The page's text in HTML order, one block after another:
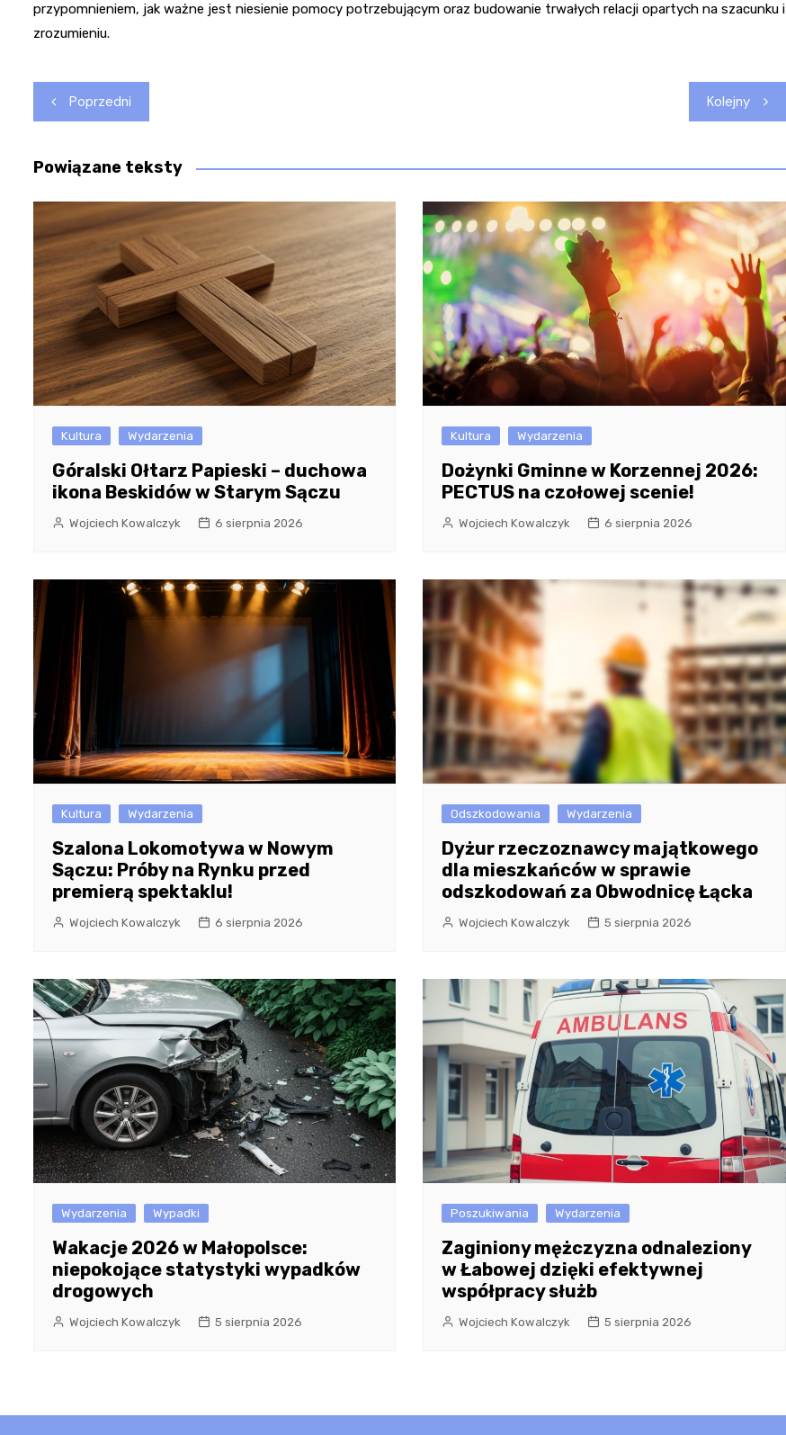
przypomnieniem, jak ważne jest niesienie pomocy potrzebującym oraz budowanie trwałych relacji opartych na szacunku i
zrozumieniu.
Nawigacja
wpisu
Poprzedni Kolejny
Powiązane teksty
Kultura Wydarzenia
Góralski Ołtarz Papieski – duchowa
ikona Beskidów w Starym Sączu
Wojciech Kowalczyk 6 sierpnia 2026
Kultura Wydarzenia
Dożynki Gminne w Korzennej 2026:
PECTUS na czołowej scenie!
Wojciech Kowalczyk 6 sierpnia 2026
Kultura Wydarzenia
Szalona Lokomotywa w Nowym
Sączu: Próby na Rynku przed
premierą spektaklu!
Wojciech Kowalczyk 6 sierpnia 2026
Odszkodowania Wydarzenia
Dyżur rzeczoznawcy majątkowego
dla mieszkańców w sprawie
odszkodowań za Obwodnicę Łącka
Wojciech Kowalczyk 5 sierpnia 2026
Wydarzenia Wypadki
Wakacje 2026 w Małopolsce:
niepokojące statystyki wypadków
drogowych
Wojciech Kowalczyk 5 sierpnia 2026
Poszukiwania Wydarzenia
Zaginiony mężczyzna odnaleziony
w Łabowej dzięki efektywnej
współpracy służb
Wojciech Kowalczyk 5 sierpnia 2026